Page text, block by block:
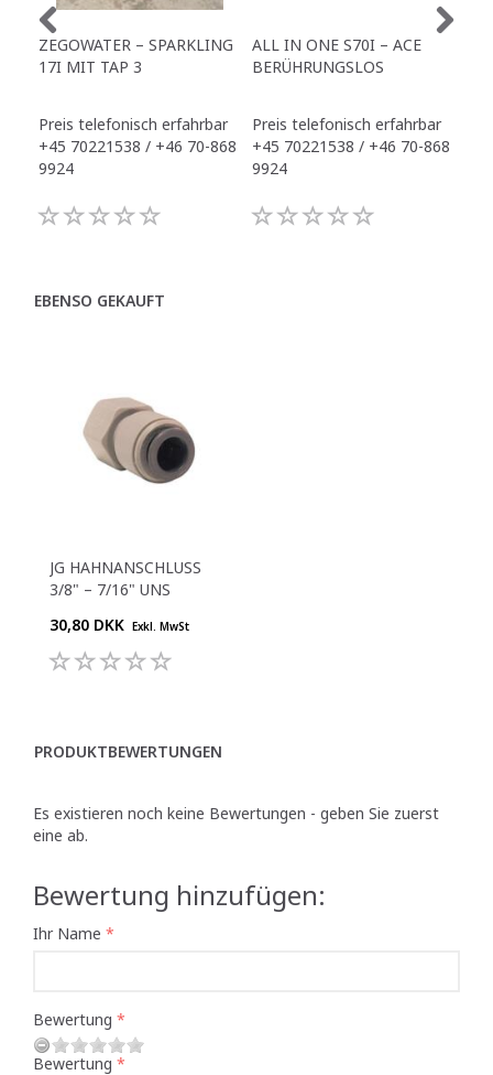
ZEGOWATER – SPARKLING
17I MIT TAP 3
Preis telefonisch erfahrbar
+45 70221538 / +46 70-868
9924
ALL IN ONE S70I – ACE
BERÜHRUNGSLOS
Preis telefonisch erfahrbar
+45 70221538 / +46 70-868
9924
EBENSO GEKAUFT
JG HAHNANSCHLUSS
3/8" – 7/16" UNS
30,80 DKK Exkl. MwSt
PRODUKTBEWERTUNGEN
Es existieren noch keine Bewertungen - geben Sie zuerst
eine ab.
Bewertung hinzufügen:
Ihr Name
Bewertung
Bewertung